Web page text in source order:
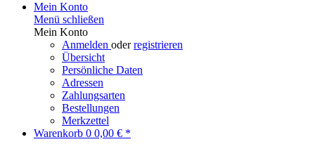
Mein Konto
Menü schließen
Mein Konto
Anmelden oderregistrieren
Übersicht
Persönliche Daten
Adressen
Zahlungsarten
Bestellungen
Merkzettel
Warenkorb 0 0,00 € *